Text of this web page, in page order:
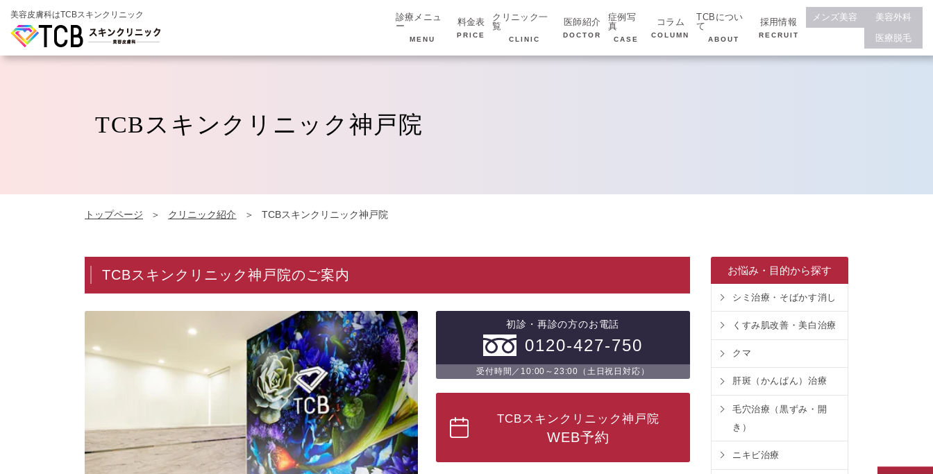
美容皮膚科はTCBスキンクリニック
診療メニュ
ー
MENU
料金表
PRICE
クリニック一
覧
CLINIC
医師紹介
DOCTOR
症例写
真
CASE
コラム
COLUMN
TCBについ
て
ABOUT
採用情報
RECRUIT
メンズ美容
美容外科
医療脱毛
TCBスキンクリニック神戸院
トップページ クリニック紹介 TCBスキンクリニック神戸院
TCBスキンクリニック神戸院のご案内
初診・再診の方のお電話
0120-427-750
受付時間／10:00～23:00（土日祝日対応）
TCBスキンクリニック神戸院
WEB予約
お悩み・目的から探す
シミ治療・そばかす消し
くすみ肌改善・美白治療
クマ
肝斑（かんぱん）治療
毛穴治療（黒ずみ・開
き）
ニキビ治療